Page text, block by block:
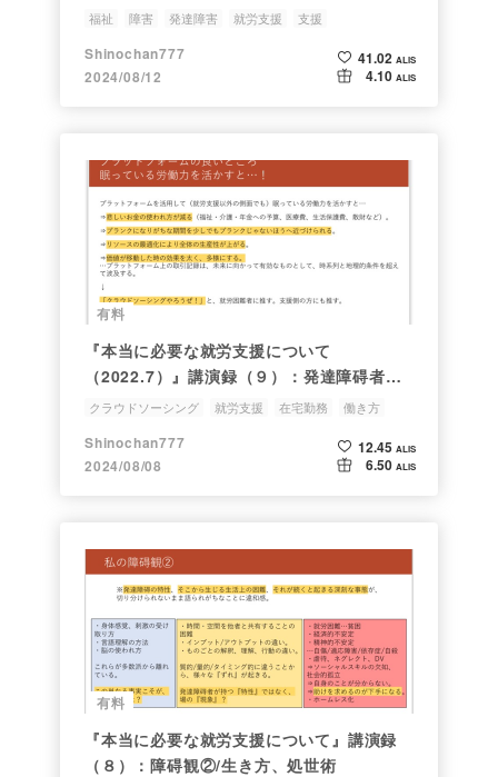
にまつわる違和感①
福祉 障害 発達障害 就労支援 支援
Shinochan777
2024/08/12
41.02 ALIS
4.10 ALIS
有料
『本当に必要な就労支援について
（2022.7）』講演録（９）：発達障碍者・
体調不良の方・職歴に自信がない方にテレワ
と…！
クラウドソーシング 就労支援 在宅勤務
働き方
発達障害
Shinochan777
2024/08/08
12.45 ALIS
6.50 ALIS
有料
『本当に必要な就労支援について』講演録
（８）：障碍観②/生き方、処世術